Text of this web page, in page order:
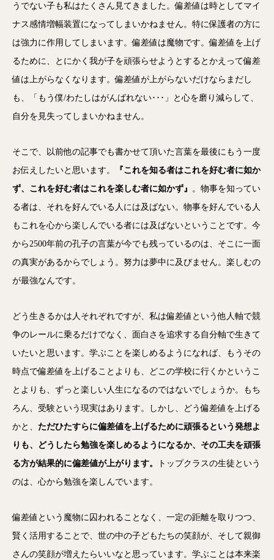
うでない子も私はたくさん見てきました。偏差値は時としてマイ
ナス感情増幅装置になってしまいかねません。特に保護者の方に
は強力に作用してしまいます。偏差値は魔物です。偏差値を上げ
るために、とにかく我が子を頑張らせようとするとかえって偏差
値は上がらなくなります。偏差値が上がらないだけならまだし
も、「もう僕/わたしはがんばれない･･･」と心を磨り減らして、
自分を見失ってしまいかねません。
そこで、以前他の記事でも書かせて頂いた言葉を最後にもう一度
お伝えしたいと思います。
『これを知る者はこれを好む者に如か
ず、これを好む者はこれを楽しむ者に如かず』
。物事を知ってい
る者は、それを好んでいる人には及ばない。物事を好んでいる人
もこれを心から楽しんでいる者には及ばないということです。今
から2500年前の孔子の言葉が今でも残っているのは、そこに一面
の真実があるからでしょう。努力は夢中に及びません。楽しむの
が最強なんです。
どう生きるかは人それぞれですが、私は偏差値という他人軸で競
争のレールに乗るだけでなく、面白さを追求する自分軸で生きて
いたいと思います。学ぶことを楽しめるようになれば、もうその
時点で偏差値を上げることよりも、どこの学校に行くかというこ
とよりも、ずっと楽しい人生になるのではないでしょうか。もち
ろん、受験という現実はあります。しかし、どう偏差値を上げる
かと、 ただひたすらに偏差値を上げるために頑張るという発想よ
りも、どうしたら勉強を楽しめるようになるか、その工夫を頑張
る方が結果的に偏差値が上がります。
トップクラスの生徒という
のは、心から勉強を楽しんでいます。
偏差値という魔物に囚われることなく、一定の距離を取りつつ、
賢く活用することで、世の中の子どもたちの笑顔が、そして親御
さんの笑顔が増えたらいいなと思っています。学ぶことは本来楽